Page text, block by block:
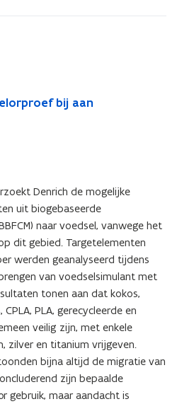
bij aan
Denrich de mogelijke
uit biogebaseerde
naar voedsel, vanwege het
dit gebied. Targetelementen
werden geanalyseerd tijdens
van voedselsimulant met
tonen aan dat kokos,
PLA, gerecycleerde en
veilig zijn, met enkele
zilver en titanium vrijgeven.
bijna altijd de migratie van
zijn bepaalde
gebruik, maar aandacht is